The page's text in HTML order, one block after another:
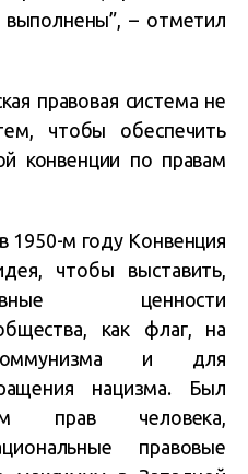
– отметил
правовая система не
чтобы обеспечить
конвенции по правам
1950-м году Конвенция
чтобы выставить,
ценности
как флаг, на
и для
нацизма. Был
прав человека,
правовые